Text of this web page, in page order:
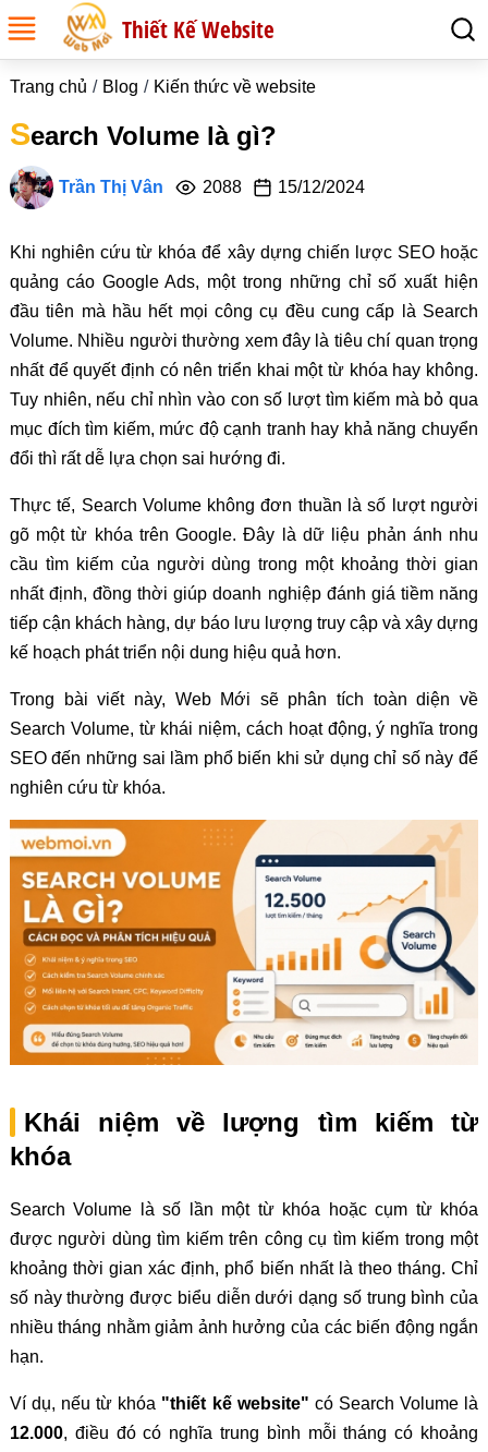
Thiết Kế Website
Trang chủ Blog Kiến thức về website
Search Volume là gì?
Trần Thị Vân 2088 15/12/2024
Khi nghiên cứu từ khóa để xây dựng chiến lược SEO hoặc
quảng cáo Google Ads, một trong những chỉ số xuất hiện
đầu tiên mà hầu hết mọi công cụ đều cung cấp là Search
Volume. Nhiều người thường xem đây là tiêu chí quan trọng
nhất để quyết định có nên triển khai một từ khóa hay không.
Tuy nhiên, nếu chỉ nhìn vào con số lượt tìm kiếm mà bỏ qua
mục đích tìm kiếm, mức độ cạnh tranh hay khả năng chuyển
đổi thì rất dễ lựa chọn sai hướng đi.
Thực tế, Search Volume không đơn thuần là số lượt người
gõ một từ khóa trên Google. Đây là dữ liệu phản ánh nhu
cầu tìm kiếm của người dùng trong một khoảng thời gian
nhất định, đồng thời giúp doanh nghiệp đánh giá tiềm năng
tiếp cận khách hàng, dự báo lưu lượng truy cập và xây dựng
kế hoạch phát triển nội dung hiệu quả hơn.
Trong bài viết này, Web Mới sẽ phân tích toàn diện về
Search Volume, từ khái niệm, cách hoạt động, ý nghĩa trong
SEO đến những sai lầm phổ biến khi sử dụng chỉ số này để
nghiên cứu từ khóa.
Khái niệm về lượng tìm kiếm từ
khóa
Search Volume là số lần một từ khóa hoặc cụm từ khóa
được người dùng tìm kiếm trên công cụ tìm kiếm trong một
khoảng thời gian xác định, phổ biến nhất là theo tháng. Chỉ
số này thường được biểu diễn dưới dạng số trung bình của
nhiều tháng nhằm giảm ảnh hưởng của các biến động ngắn
hạn.
Ví dụ, nếu từ khóa "thiết kế website" có Search Volume là
12.000, điều đó có nghĩa trung bình mỗi tháng có khoảng